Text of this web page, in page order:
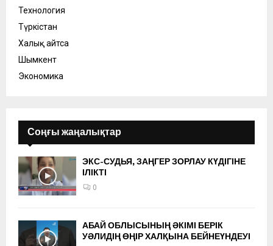
Технология
Түркістан
Халық айтса
Шымкент
Экономика
Соңғы жаңалықтар
ЭКС-СУДЬЯ, ЗАҢГЕР ЗОРЛАУ КҮДІГІНЕ
ІЛІКТІ
0
АБАЙ ОБЛЫСЫНЫҢ ӘКІМІ БЕРІК
УӘЛИДІҢ ӨҢІР ХАЛҚЫНА БЕЙНЕҮНДЕУІ